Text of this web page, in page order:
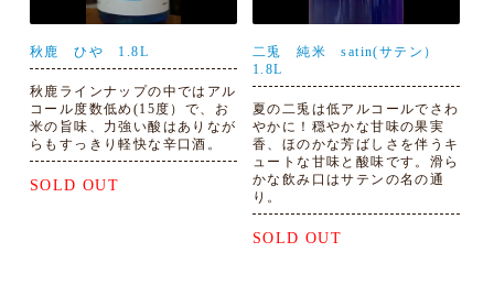
秋鹿 ひや 1.8L
秋鹿ラインナップの中ではアル
コール度数低め(15度）で、お
米の旨味、力強い酸はありなが
らもすっきり軽快な辛口酒。
SOLD OUT
二兎 純米 satin(サテン）
1.8L
夏の二兎は低アルコールでさわ
やかに！穏やかな甘味の果実
香、ほのかな芳ばしさを伴うキ
ュートな甘味と酸味です。滑ら
かな飲み口はサテンの名の通
り。
SOLD OUT